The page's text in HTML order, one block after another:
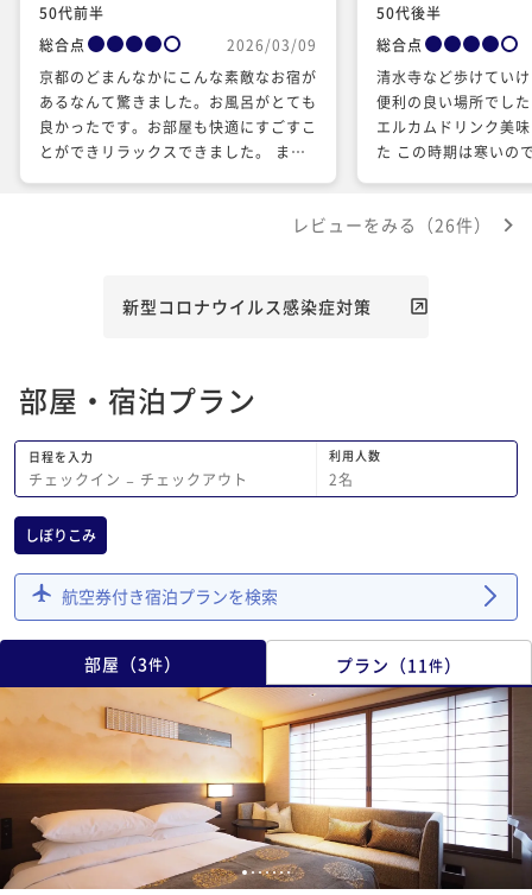
50代前半
総合点
2026/03/09
京都のどまんなかにこんな素敵なお宿が
あるなんて驚きました。お風呂がとても
良かったです。お部屋も快適にすごすこ
とができリラックスできました。 また
50代後半
総合点
清水寺など歩けてい
便利の良い場所でし
エルカムドリンク美
た この時期は寒いの
好きな時間に使わせ
だと尚嬉しいです 娘
レビューをみる（26件）
新型コロナウイルス感染症対策
部屋・宿泊プラン
日程を入力
チェックイン − チェックアウト
利用人数
2名
しぼりこみ
航空券付き宿泊プランを検索
部屋 （3件） プラン （11 件）
1234567